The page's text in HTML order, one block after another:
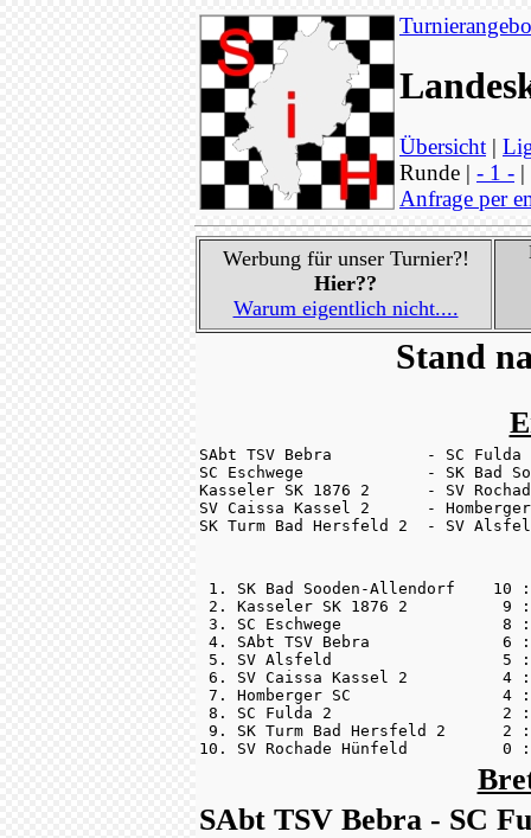
Übersicht |
Runde | - 1 - |
Anfrage per
Werbung für unser Turnier?!
Hier??
Warum eigentlich nicht....
Stand
SAbt TSV Bebra          - SC
SC Eschwege             - SK Bad
Kasseler SK 1876 2      - SV
SV Caissa Kassel 2      -
SK Turm Bad Hersfeld 2  - SV
1. SK Bad Sooden-Allendorf
2. Kasseler SK 1876 2          9
3. SC Eschwege                 8
4. SAbt TSV Bebra              6
5. SV Alsfeld                  5 :
6. SV Caissa Kassel 2          4
7. Homberger SC                4
8. SC Fulda 2                  2
9. SK Turm Bad Hersfeld 2      2
10. SV Rochade Hünfeld
SAbt TSV Bebra - SC